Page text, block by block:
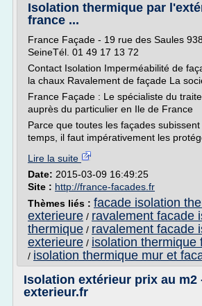
Isolation thermique par
france ...
France Façade - 19 rue des Saules
SeineTél. 01 49 17 13 72
Contact Isolation Imperméabilité de
la chaux Ravalement de façade La
France Façade : Le spécialiste du
auprès du particulier en Ile de France
Parce que toutes les façades
temps, il faut impérativement les
Lire la suite
Date: 2015-03-09 16:49:25
Site : http://france-facades.fr
Thèmes liés : facade isolation
exterieure / ravalement facade
thermique / ravalement facade
exterieure / isolation thermique
/ isolation thermique mur et
Isolation extérieur prix au m2
exterieur.fr